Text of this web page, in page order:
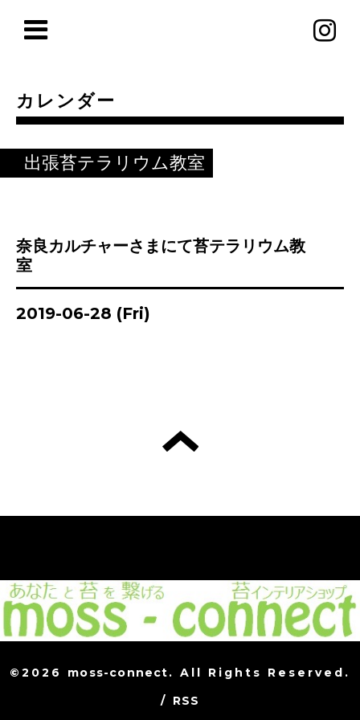
カレンダー
出張苔テラリウム教室
奈良カルチャーさまにて苔テラリウム教
室
2019-06-28 (Fri)
©2026 moss-connect. All Rights Reserved.
/ RSS